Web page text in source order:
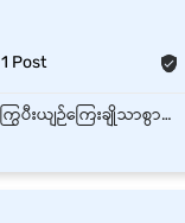
1 Post
ဈေးကွက်လိုအပ်ချက်များအမြဲမပျက်လေ့လာပီးတင်ပြနိုင်ရမည် Customer များနှင့် သွက်လက်တက်ကြွပီးယျဉ်ကြေးချိုသာစွာပြောဆိုနိုင်ရမည် Sales target ထိအောင်‌‌ရောင်းနိုင်ရမည်